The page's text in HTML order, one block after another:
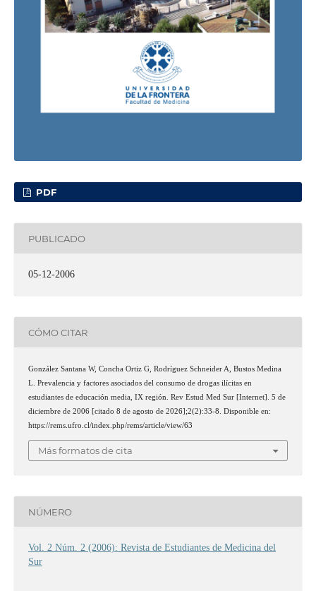
PDF
PUBLICADO
05-12-2006
CÓMO CITAR
González Santana W, Concha Ortiz G, Rodríguez Schneider A, Bustos Medina
L. Prevalencia y factores asociados del consumo de drogas ilícitas en
estudiantes de educación media, IX región. Rev Estud Med Sur [Internet]. 5 de
diciembre de 2006 [citado 8 de agosto de 2026];2(2):33-8. Disponible en:
https://rems.ufro.cl/index.php/rems/article/view/63
Más formatos de cita
NÚMERO
Vol. 2 Núm. 2 (2006): Revista de Estudiantes de Medicina del
Sur